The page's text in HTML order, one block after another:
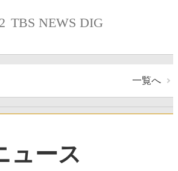
TBS NEWS DIG
一覧へ
ュース